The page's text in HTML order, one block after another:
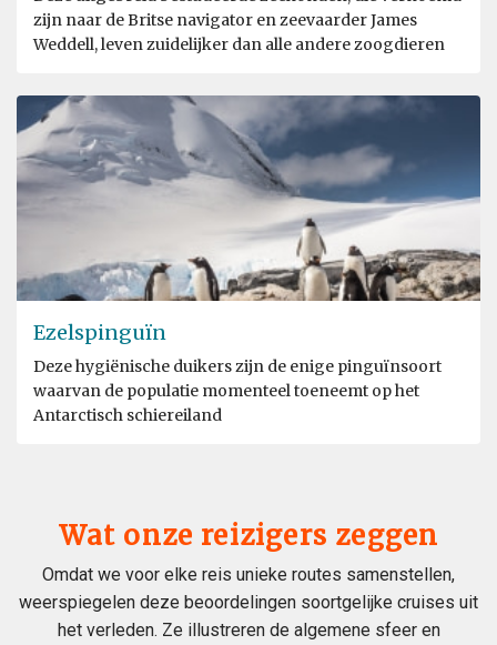
zijn naar de Britse navigator en zeevaarder James
Weddell, leven zuidelijker dan alle andere zoogdieren
Ezelspinguïn
Deze hygiënische duikers zijn de enige pinguïnsoort
waarvan de populatie momenteel toeneemt op het
Antarctisch schiereiland
Wat onze reizigers zeggen
Omdat we voor elke reis unieke routes samenstellen,
weerspiegelen deze beoordelingen soortgelijke cruises uit
het verleden. Ze illustreren de algemene sfeer en